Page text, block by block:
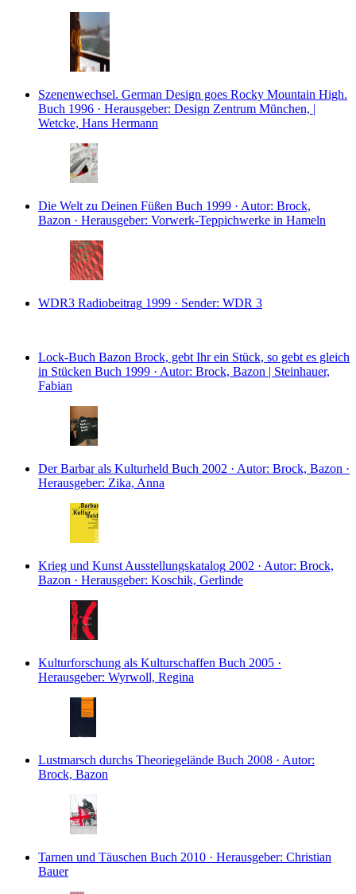
Szenenwechsel. German Design goes Rocky Mountain High.
Buch 1996 · Herausgeber: Design Zentrum München, |
Wetcke, Hans Hermann
Die Welt zu Deinen Füßen Buch 1999 · Autor: Brock,
Bazon · Herausgeber: Vorwerk-Teppichwerke in Hameln
WDR3 Radiobeitrag 1999 · Sender: WDR 3
Lock-Buch Bazon Brock, gebt Ihr ein Stück, so gebt es gleich
in Stücken Buch 1999 · Autor: Brock, Bazon | Steinhauer,
Fabian
Der Barbar als Kulturheld Buch 2002 · Autor: Brock, Bazon ·
Herausgeber: Zika, Anna
Krieg und Kunst Ausstellungskatalog 2002 · Autor: Brock,
Bazon · Herausgeber: Koschik, Gerlinde
Kulturforschung als Kulturschaffen Buch 2005 ·
Herausgeber: Wyrwoll, Regina
Lustmarsch durchs Theoriegelände Buch 2008 · Autor:
Brock, Bazon
Tarnen und Täuschen Buch 2010 · Herausgeber: Christian
Bauer